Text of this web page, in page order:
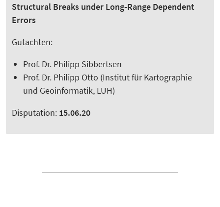
Structural Breaks under Long-Range Dependent
Errors
Gutachten:
Prof. Dr. Philipp Sibbertsen
Prof. Dr. Philipp Otto (Institut für Kartographie
und Geoinformatik, LUH)
Disputation: 15.06.20